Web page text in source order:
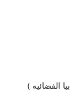
الفضائيه )